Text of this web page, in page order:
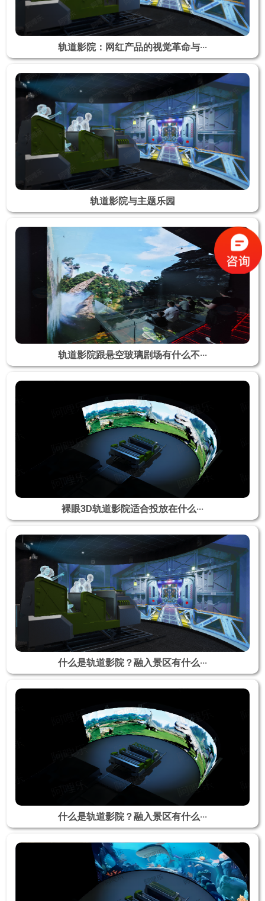
轨道影院：网红产品的视觉革命与···
轨道影院与主题乐园
轨道影院跟悬空玻璃剧场有什么不···
裸眼3D轨道影院适合投放在什么···
什么是轨道影院？融入景区有什么···
什么是轨道影院？融入景区有什么···